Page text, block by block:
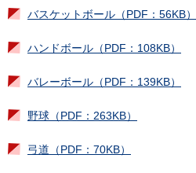
バスケットボール（PDF：56KB）
ハンドボール（PDF：108KB）
バレーボール（PDF：139KB）
野球（PDF：263KB）
弓道（PDF：70KB）